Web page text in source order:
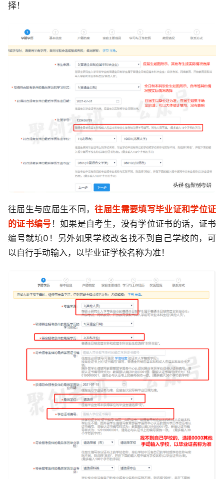
择！
往届生与应届生不同，往届生需要填写毕业证和学位证
的证书编号 ！如果是自考生，没有学位证书的话，证书
编号就填0！另外如果学校改名找不到自己学校的，可
以自行手动输入，以毕业证学校名称为准！